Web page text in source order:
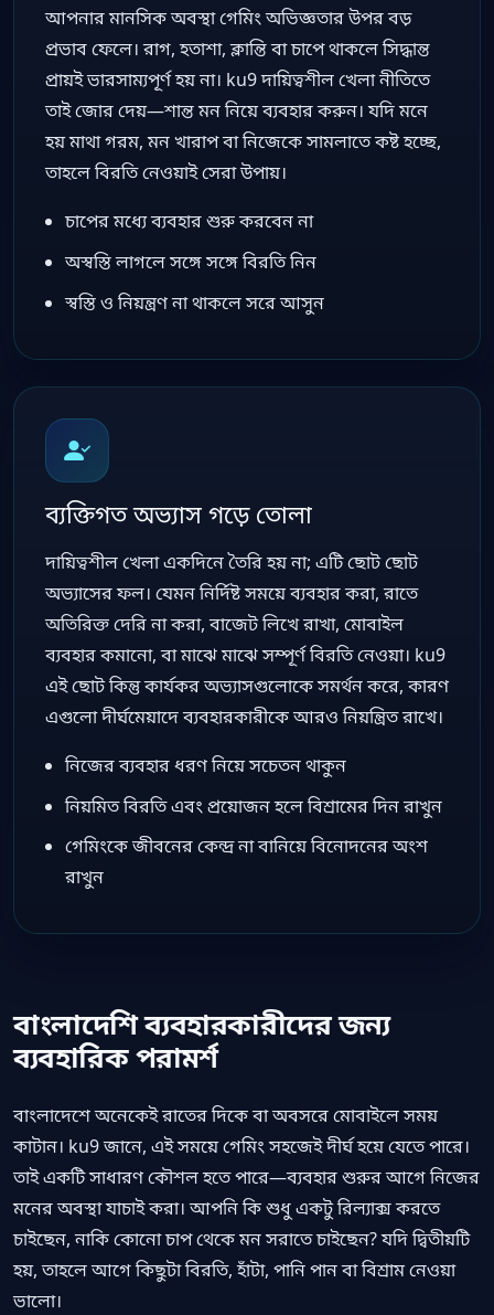
আপনার মানসিক অবস্থা গেমিং অভিজ্ঞতার উপর বড়
প্রভাব ফেলে। রাগ, হতাশা, ক্লান্তি বা চাপে থাকলে সিদ্ধান্ত
প্রায়ই ভারসাম্যপূর্ণ হয় না। ku9 দায়িত্বশীল খেলা নীতিতে
তাই জোর দেয়—শান্ত মন নিয়ে ব্যবহার করুন। যদি মনে
হয় মাথা গরম, মন খারাপ বা নিজেকে সামলাতে কষ্ট হচ্ছে,
তাহলে বিরতি নেওয়াই সেরা উপায়।
চাপের মধ্যে ব্যবহার শুরু করবেন না
অস্বস্তি লাগলে সঙ্গে সঙ্গে বিরতি নিন
স্বস্তি ও নিয়ন্ত্রণ না থাকলে সরে আসুন
ব্যক্তিগত অভ্যাস গড়ে তোলা
দায়িত্বশীল খেলা একদিনে তৈরি হয় না; এটি ছোট ছোট
অভ্যাসের ফল। যেমন নির্দিষ্ট সময়ে ব্যবহার করা, রাতে
অতিরিক্ত দেরি না করা, বাজেট লিখে রাখা, মোবাইল
ব্যবহার কমানো, বা মাঝে মাঝে সম্পূর্ণ বিরতি নেওয়া। ku9
এই ছোট কিন্তু কার্যকর অভ্যাসগুলোকে সমর্থন করে, কারণ
এগুলো দীর্ঘমেয়াদে ব্যবহারকারীকে আরও নিয়ন্ত্রিত রাখে।
নিজের ব্যবহার ধরণ নিয়ে সচেতন থাকুন
নিয়মিত বিরতি এবং প্রয়োজন হলে বিশ্রামের দিন রাখুন
গেমিংকে জীবনের কেন্দ্র না বানিয়ে বিনোদনের অংশ
রাখুন
বাংলাদেশি ব্যবহারকারীদের জন্য
ব্যবহারিক পরামর্শ
বাংলাদেশে অনেকেই রাতের দিকে বা অবসরে মোবাইলে সময়
কাটান। ku9 জানে, এই সময়ে গেমিং সহজেই দীর্ঘ হয়ে যেতে পারে।
তাই একটি সাধারণ কৌশল হতে পারে—ব্যবহার শুরুর আগে নিজের
মনের অবস্থা যাচাই করা। আপনি কি শুধু একটু রিল্যাক্স করতে
চাইছেন, নাকি কোনো চাপ থেকে মন সরাতে চাইছেন? যদি দ্বিতীয়টি
হয়, তাহলে আগে কিছুটা বিরতি, হাঁটা, পানি পান বা বিশ্রাম নেওয়া
ভালো।